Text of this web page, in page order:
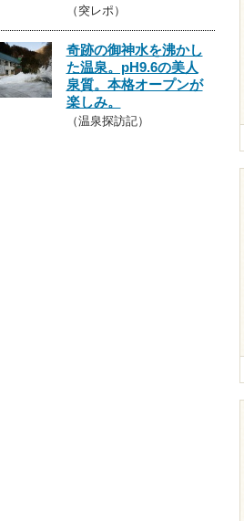
（突レポ）
奇跡の御神水を沸かし
た温泉。pH9.6の美人
泉質。本格オープンが
楽しみ。
（温泉探訪記）